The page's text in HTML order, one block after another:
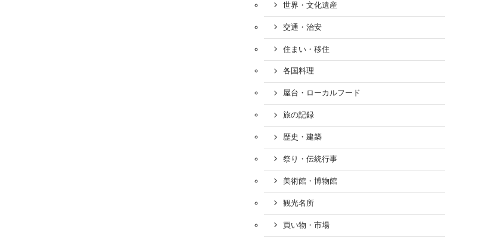
世界・文化遺産
交通・治安
住まい・移住
各国料理
屋台・ローカルフード
旅の記録
歴史・建築
祭り・伝統行事
美術館・博物館
観光名所
買い物・市場